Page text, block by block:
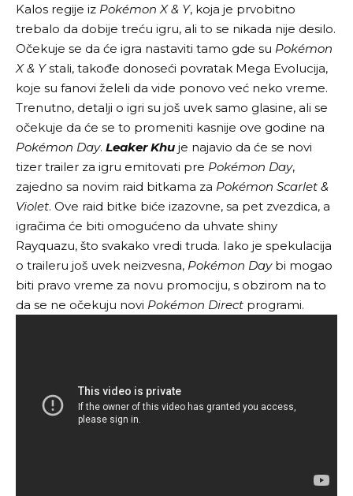
Kalos regije iz Pokémon X & Y, koja je prvobitno
trebalo da dobije treću igru, ali to se nikada nije desilo.
Očekuje se da će igra nastaviti tamo gde su Pokémon
X & Ystali, takođe donoseći povratak Mega Evolucija,
koje su fanovi želeli da vide ponovo već neko vreme.
Trenutno, detalji o igri su još uvek samo glasine, ali se
očekuje da će se to promeniti kasnije ove godine na
Pokémon Day. Leaker Khu je najavio da će se novi
tizer trailer za igru emitovati pre Pokémon Day,
zajedno sa novim raid bitkama za Pokémon Scarlet &
Violet. Ove raid bitke biće izazovne, sa pet zvezdica, a
igračima će biti omogućeno da uhvate shiny
Rayquazu, što svakako vredi truda. Iako je spekulacija
o traileru još uvek neizvesna, Pokémon Daybi mogao
biti pravo vreme za novu promociju, s obzirom na to
da se ne očekuju novi Pokémon Direct programi.